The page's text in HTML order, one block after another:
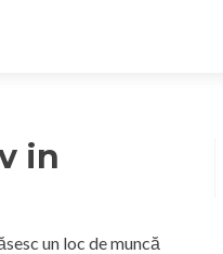
in
un loc de muncă